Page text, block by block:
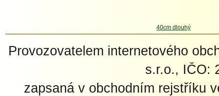
Provozovatelem internetového
s.r.o., IČO:
zapsaná v obchodním rejstříku